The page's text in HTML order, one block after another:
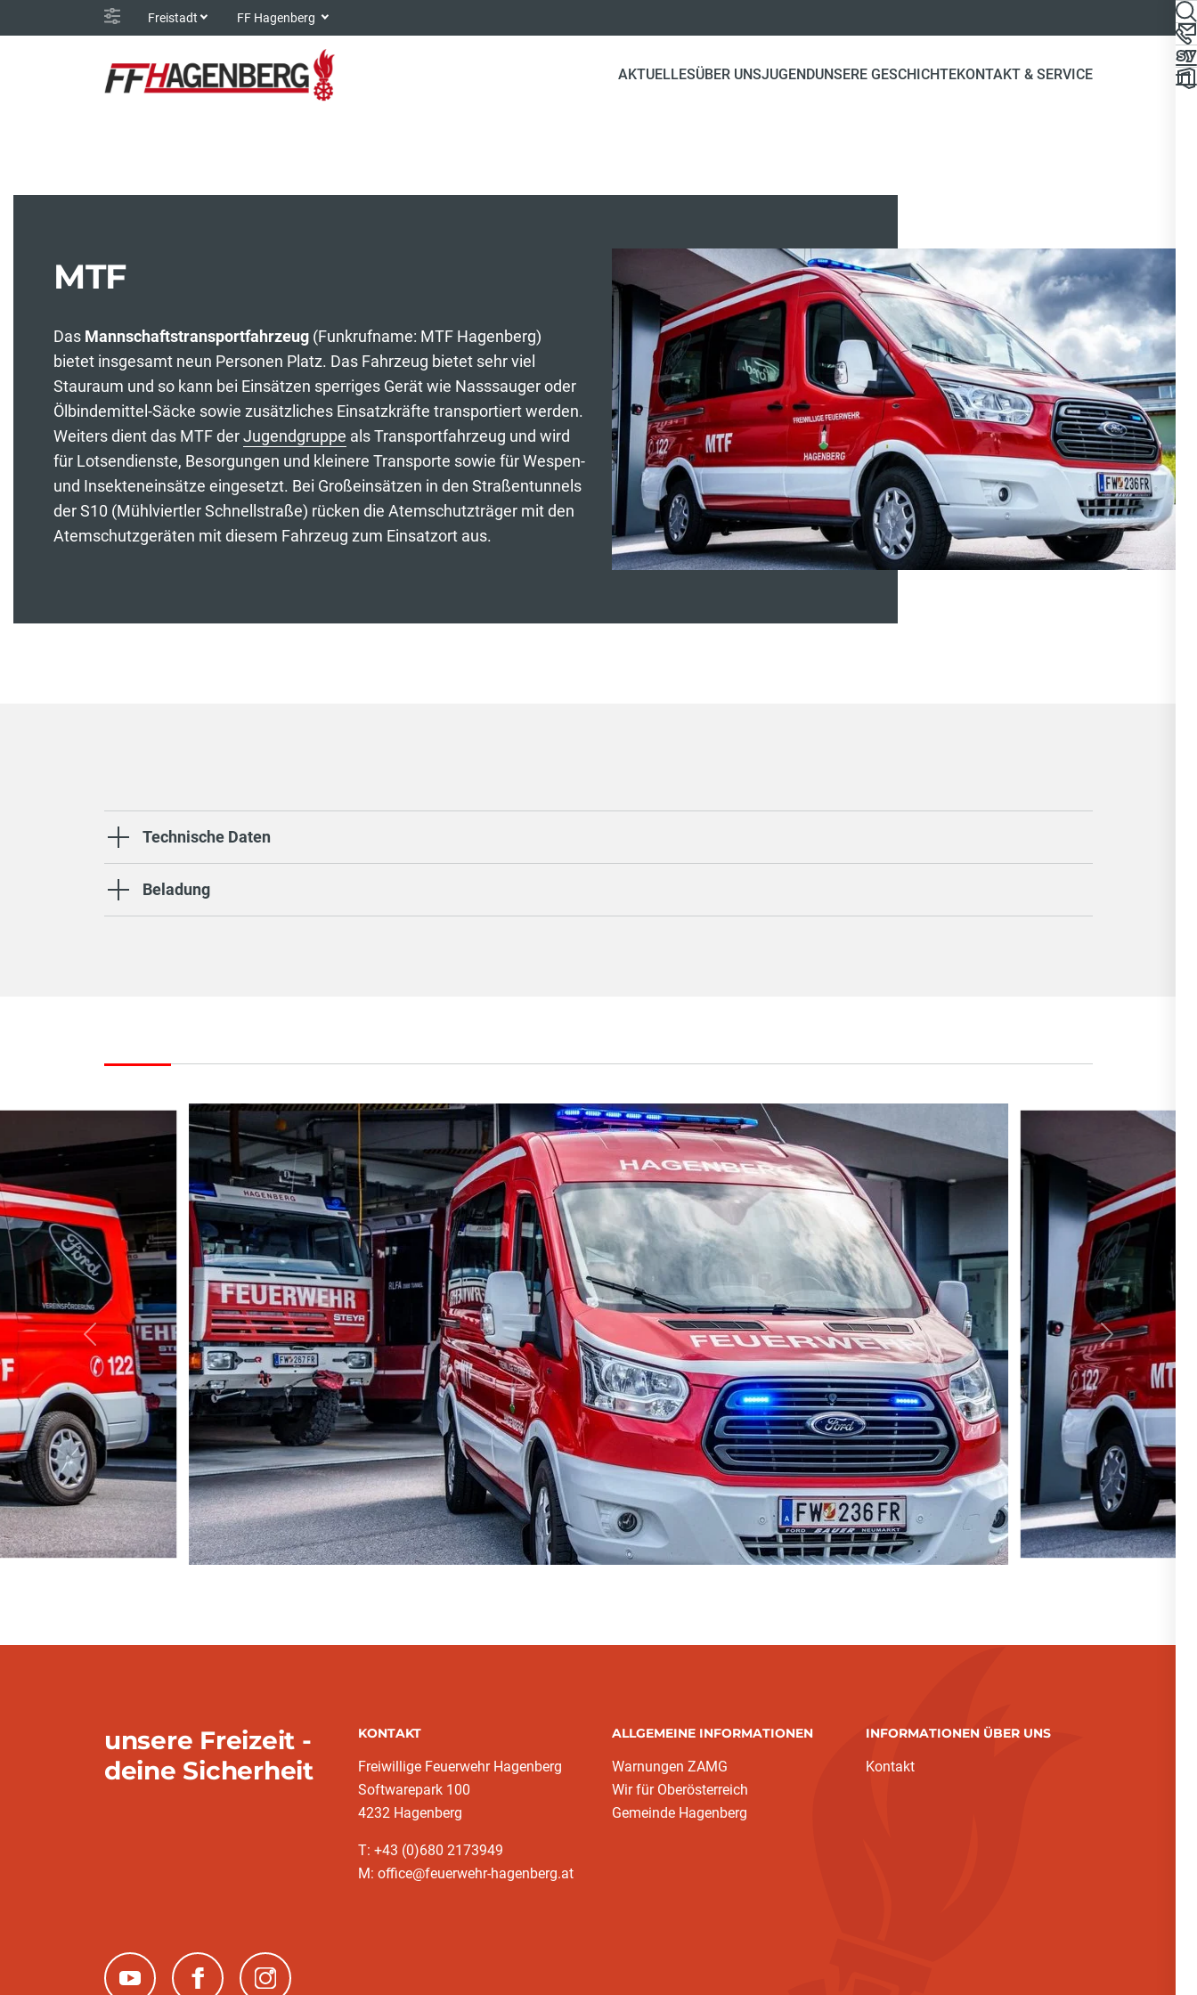
Freistadt FF Hagenberg
AKTUELLESÜBER UNSJUGENDUNSERE GESCHICHTEKONTAKT & SERVICE
MTF
Das Mannschaftstransportfahrzeug (Funkrufname: MTF Hagenberg)
bietet insgesamt neun Personen Platz. Das Fahrzeug bietet sehr viel
Stauraum und so kann bei Einsätzen sperriges Gerät wie Nasssauger oder
Ölbindemittel-Säcke sowie zusätzliches Einsatzkräfte transportiert werden.
Weiters dient das MTF derJugendgruppe als Transportfahrzeug und wird
für Lotsendienste, Besorgungen und kleinere Transporte sowie für Wespen-
und Insekteneinsätze eingesetzt. Bei Großeinsätzen in den Straßentunnels
der S10 (Mühlviertler Schnellstraße) rücken die Atemschutzträger mit den
Atemschutzgeräten mit diesem Fahrzeug zum Einsatzort aus.
Technische Daten
Beladung
vorherige nächste
unsere Freizeit -
deine Sicherheit
KONTAKT
Freiwillige Feuerwehr Hagenberg
Softwarepark 100
4232 Hagenberg
T: +43 (0)680 2173949
M: office@feuerwehr-hagenberg.at
ALLGEMEINE INFORMATIONEN
Warnungen ZAMG
Wir für Oberösterreich
Gemeinde Hagenberg
INFORMATIONEN ÜBER UNS
Kontakt